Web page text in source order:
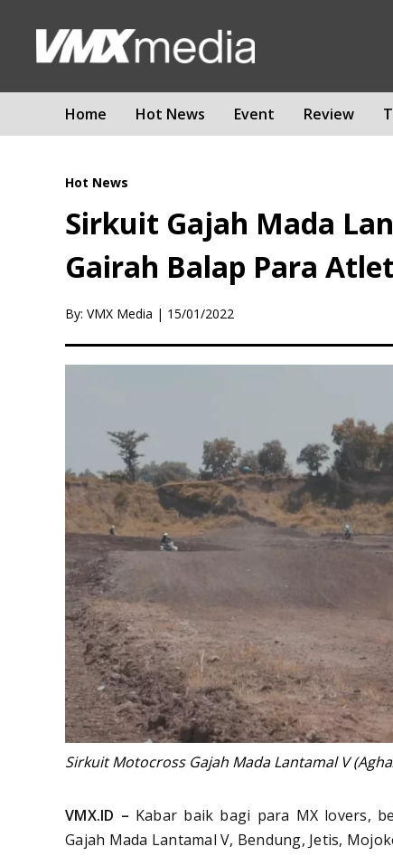
Home Hot News Event Review
Hot News
Sirkuit Gajah Mada
Gairah Balap Para
By: VMX Media | 15/01/2022
Sirkuit Motocross Gajah Mada Lantamal V
VMX.ID – Kabar baik bagi para MX lovers,
Gajah Mada Lantamal V, Bendung, Jetis,